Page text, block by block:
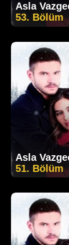
Asla
53. Bölüm
Asla
51. Bölüm